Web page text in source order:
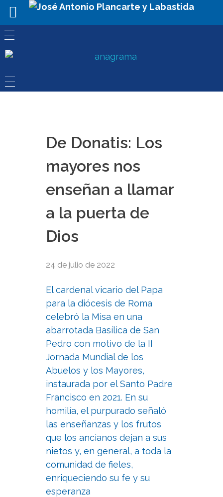
De Donatis: Los
mayores nos
enseñan a llamar
a la puerta de
Dios
24 de julio de 2022
El cardenal vicario del Papa
para la diócesis de Roma
celebró la Misa en una
abarrotada Basílica de San
Pedro con motivo de la II
Jornada Mundial de los
Abuelos y los Mayores,
instaurada por el Santo Padre
Francisco en 2021. En su
homilía, el purpurado señaló
las enseñanzas y los frutos
que los ancianos dejan a sus
nietos y, en general, a toda la
comunidad de fieles,
enriqueciendo su fe y su
esperanza